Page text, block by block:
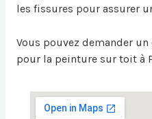
les fissures pour assurer
Vous pouvez demander
pour la peinture sur toit à